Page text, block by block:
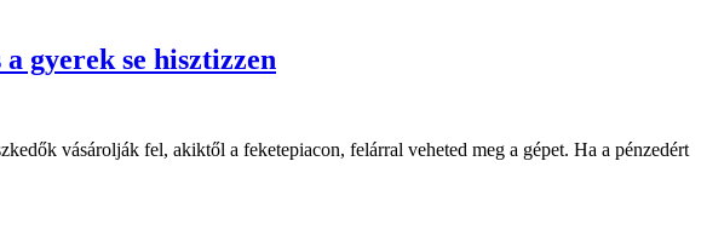
gyerek se hisztizzen
vásárolják fel, akiktől a feketepiacon, felárral veheted meg a gépet. Ha a pénzedért